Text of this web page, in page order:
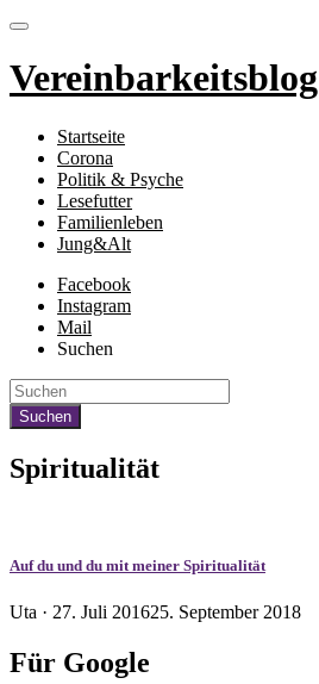
Vereinbarkeitsblog
Startseite
Corona
Politik & Psyche
Lesefutter
Familienleben
Jung&Alt
Facebook
Instagram
Mail
Suchen
Spiritualität
Auf du und du mit meiner Spiritualität
Uta · Veröffentlicht
27. Juli 201625. September 2018
Für Google